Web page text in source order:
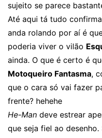
sujeito se parece
Até aqui tá tudo
anda rolando por aí é
poderia viver o vilão
ainda. O que é certo é
Motoqueiro Fantasma,
que o cara só vai fazer
frente? hehehe
He-Man deve estrear
que seja fiel ao